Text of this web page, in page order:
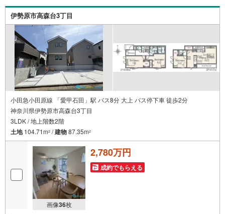
伊勢原市高森台3丁目
小田急小田原線 「愛甲石田」駅 バス8分 大上 バス停下車 徒歩2分
神奈川県伊勢原市高森台3丁目
3LDK / 地上階数2階
土地104.71m2 /建物87.35m2
画像36枚
2,780万円
成約でもらえる